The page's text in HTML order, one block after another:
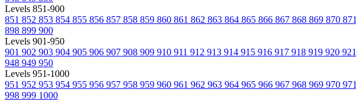
Levels 851-900
851 852 853 854 855 856 857 858 859 860 861 862 863 864 865 866 867 868 869 870 871
898 899 900
Levels 901-950
901 902 903 904 905 906 907 908 909 910 911 912 913 914 915 916 917 918 919 920 921
948 949 950
Levels 951-1000
951 952 953 954 955 956 957 958 959 960 961 962 963 964 965 966 967 968 969 970 971
998 999 1000